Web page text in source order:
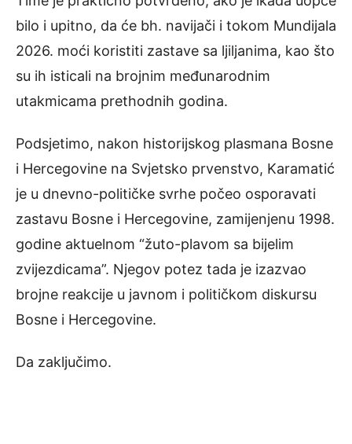
bilo i upitno, da će bh. navijači i tokom Mundijala
2026. moći koristiti zastave sa ljiljanima, kao što
su ih isticali na brojnim međunarodnim
utakmicama prethodnih godina.
Podsjetimo, nakon historijskog plasmana Bosne
i Hercegovine na Svjetsko prvenstvo, Karamatić
je u dnevno-političke svrhe počeo osporavati
zastavu Bosne i Hercegovine, zamijenjenu 1998.
godine aktuelnom “žuto-plavom sa bijelim
zvijezdicama”. Njegov potez tada je izazvao
brojne reakcije u javnom i političkom diskursu
Bosne i Hercegovine.
Da zaključimo.